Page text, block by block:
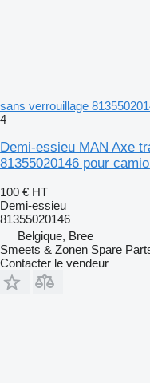
sans verrouillage
4
Demi-essieu MAN Axe
81355020146 pour
100 € HT
Demi-essieu
81355020146
Belgique, Bree
Smeets & Zonen Spare
Contacter le vendeur